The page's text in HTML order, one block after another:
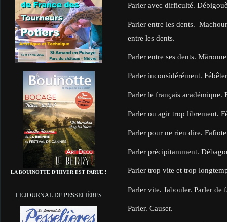
LA BOUINOTTE D’HIVER EST PARUE !
LE JOURNAL DE PESSELIÈRES
Parler avec difficulté.
Parler entre les dents.
entre les dents.
Parler entre ses dents.
Parler inconsidérément.
Parler le français
Parler ou agir trop librement.
Parler pour ne rien dire.
Parler précipitamment.
Parler trop vite et trop
Parler vite. Jabouler. Parler de
Parler. Causer.